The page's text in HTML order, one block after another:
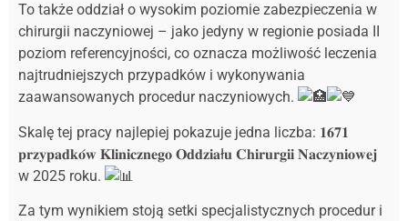
To także oddział o wysokim poziomie zabezpieczenia w
chirurgii naczyniowej – jako jedyny w regionie posiada II
poziom referencyjności, co oznacza możliwość leczenia
najtrudniejszych przypadków i wykonywania
zaawansowanych procedur naczyniowych.
Skalę tej pracy najlepiej pokazuje jedna liczba: 𝟏𝟔𝟕𝟏
𝐩𝐫𝐳𝐲𝐩𝐚𝐝𝐤𝐨́𝐰 𝐊𝐥𝐢𝐧𝐢𝐜𝐳𝐧𝐞𝐠𝐨 𝐎𝐝𝐝𝐳𝐢𝐚ł𝐮 𝐂𝐡𝐢𝐫𝐮𝐫𝐠𝐢𝐢 𝐍𝐚𝐜𝐳𝐲𝐧𝐢𝐨𝐰𝐞𝐣
w 2025 roku.
Za tym wynikiem stoją setki specjalistycznych procedur i